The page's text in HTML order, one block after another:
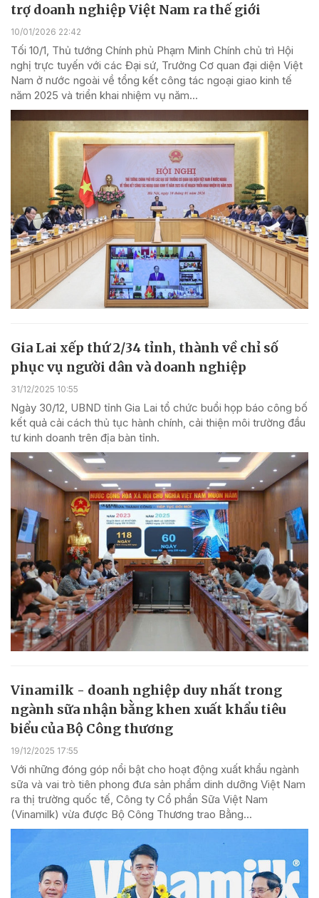
trợ doanh nghiệp Việt Nam ra thế giới
10/01/2026 22:42
Tối 10/1, Thủ tướng Chính phủ Phạm Minh Chính chủ trì Hội
nghị trực tuyến với các Đại sứ, Trưởng Cơ quan đại diện Việt
Nam ở nước ngoài về tổng kết công tác ngoại giao kinh tế
năm 2025 và triển khai nhiệm vụ năm...
Gia Lai xếp thứ 2/34 tỉnh, thành về chỉ số
phục vụ người dân và doanh nghiệp
31/12/2025 10:55
Ngày 30/12, UBND tỉnh Gia Lai tổ chức buổi họp báo công bố
kết quả cải cách thủ tục hành chính, cải thiện môi trường đầu
tư kinh doanh trên địa bàn tỉnh.
Vinamilk - doanh nghiệp duy nhất trong
ngành sữa nhận bằng khen xuất khẩu tiêu
biểu của Bộ Công thương
19/12/2025 17:55
Với những đóng góp nổi bật cho hoạt động xuất khẩu ngành
sữa và vai trò tiên phong đưa sản phẩm dinh dưỡng Việt Nam
ra thị trường quốc tế, Công ty Cổ phần Sữa Việt Nam
(Vinamilk) vừa được Bộ Công Thương trao Bằng...